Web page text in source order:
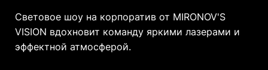
Световое шоу на корпоратив от MIRONOV'S
VISION вдохновит команду яркими лазерами и
эффектной атмосферой.